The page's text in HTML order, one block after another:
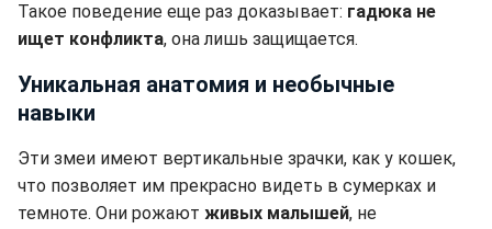
Такое поведение еще раз доказывает: гадюка не
ищет конфликта, она лишь защищается.
Уникальная анатомия и необычные
навыки
Эти змеи имеют вертикальные зрачки, как у кошек,
что позволяет им прекрасно видеть в сумерках и
темноте. Они рожают живых малышей, не